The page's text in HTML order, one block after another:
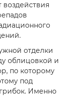
отделки
облицовкой и
по которому
под
Именно